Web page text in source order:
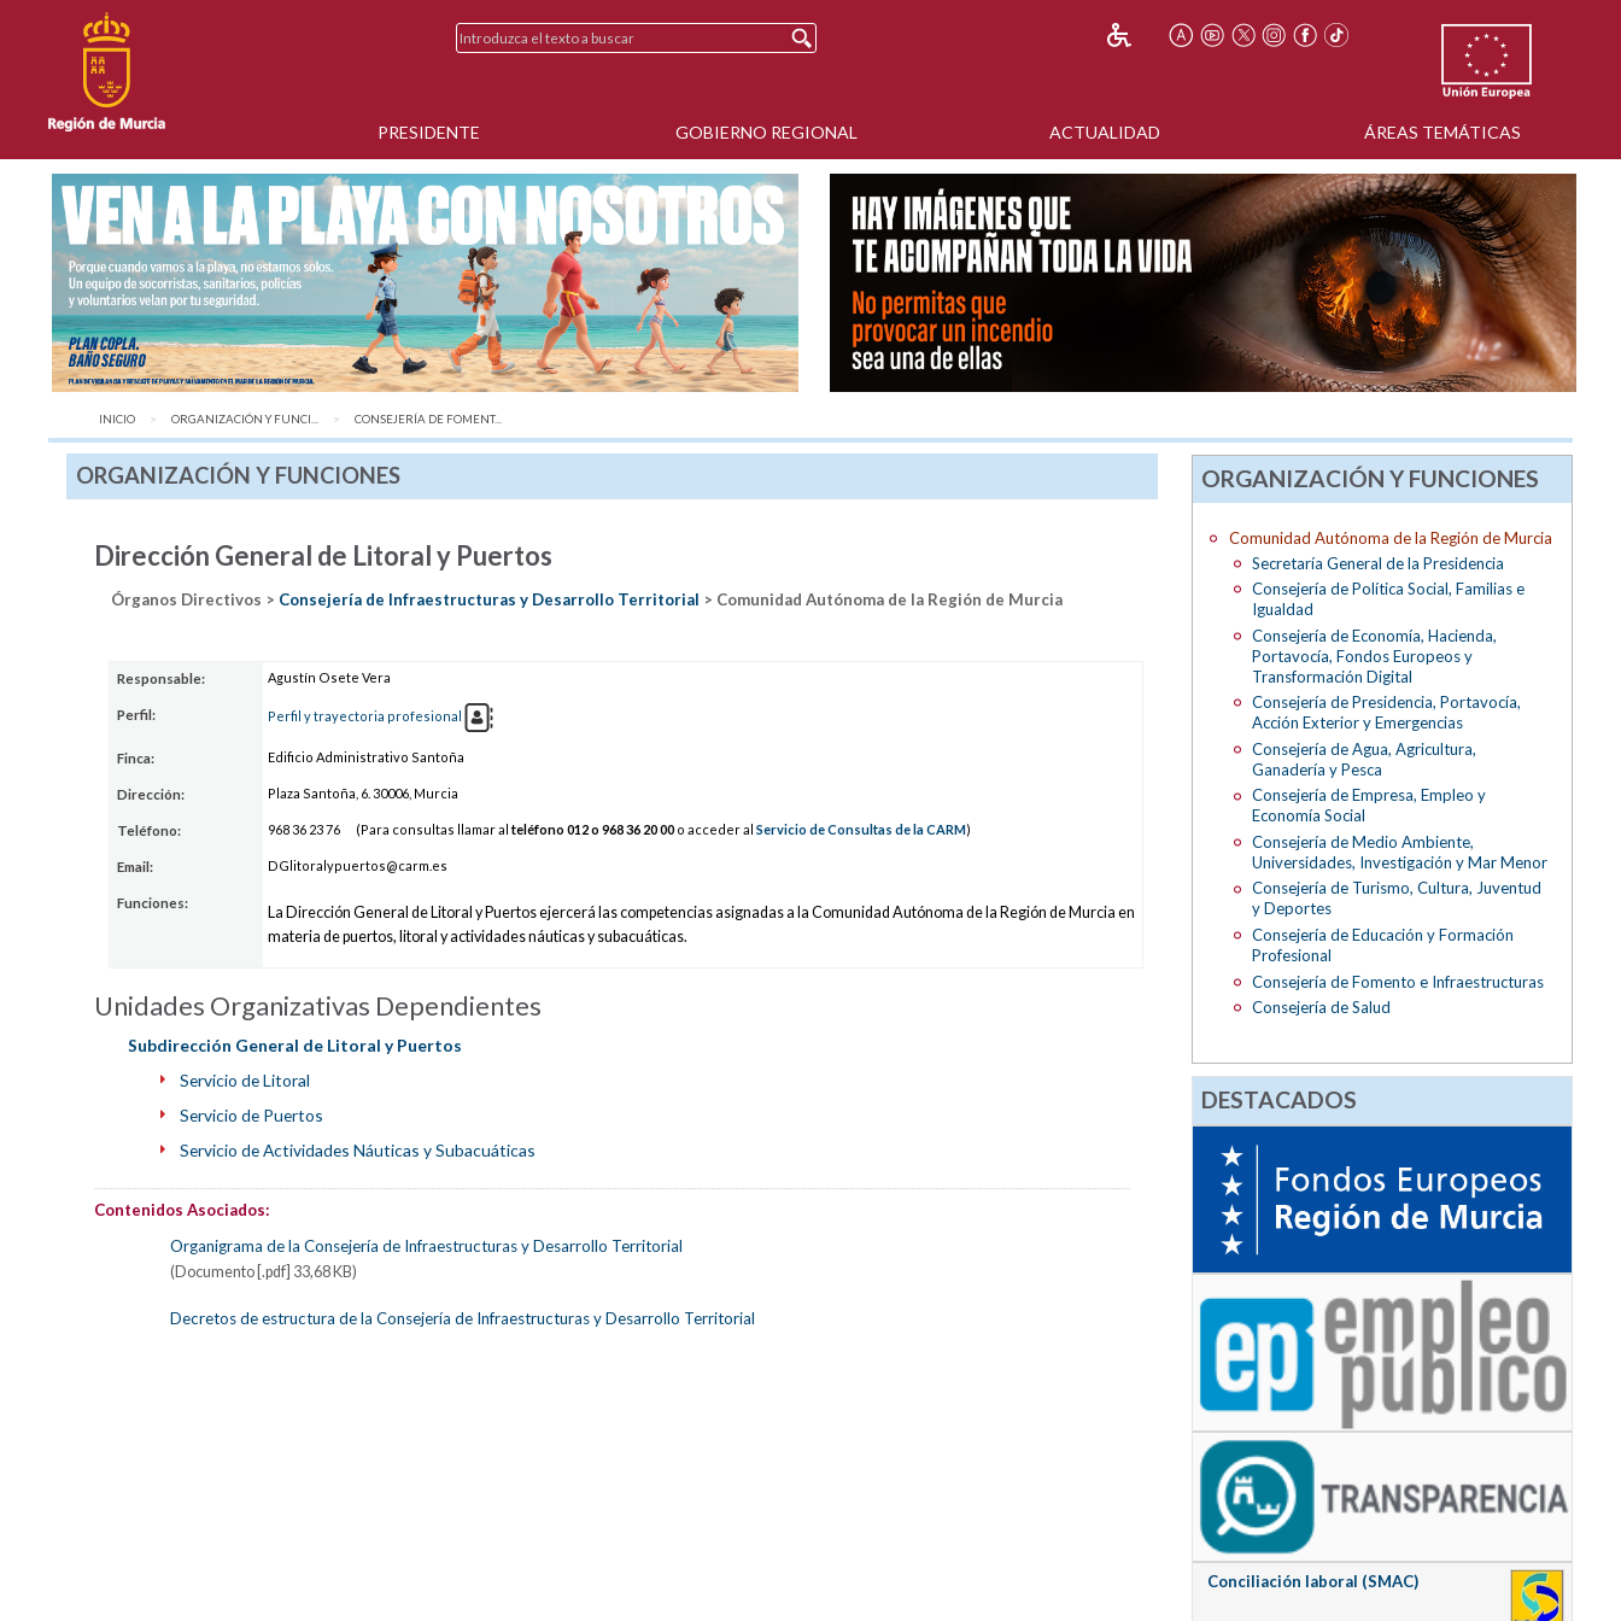
PRESIDENTE GOBIERNO REGIONAL ACTUALIDAD ÁREAS TEMÁTICAS
INICIO ORGANIZACIÓN Y FUNCI... AQUÍ:
CONSEJERÍA DE FOMENT...
ORGANIZACIÓN Y FUNCIONES
Dirección General de Litoral y Puertos
Órganos Directivos > Consejería de Infraestructuras y Desarrollo Territorial > Comunidad Autónoma de la Región de Murcia
Responsable: Agustín Osete Vera
Perfil: Perfil y trayectoria profesional
Finca: Edificio Administrativo Santoña
Dirección: Plaza Santoña, 6. 30006, Murcia
Teléfono: 968 36 23 76 (Para consultas llamar alteléfono 012 o 968 36 20 00 o acceder alServicio de Consultas de la CARM)
Email: DGlitoralypuertos@carm. es
Funciones:
La Dirección General de Litoral y Puertos ejercerá las competencias asignadas a la Comunidad Autónoma de la Región de Murcia en
materia de puertos, litoral y actividades náuticas y subacuáticas.
Unidades Organizativas Dependientes
Subdirección General de Litoral y Puertos
Servicio de Litoral
Servicio de Puertos
Servicio de Actividades Náuticas y Subacuáticas
Contenidos Asociados:
Organigrama de la Consejería de Infraestructuras y Desarrollo Territorial
(Documento [.pdf] 33,68 KB)
Decretos de estructura de la Consejería de Infraestructuras y Desarrollo Territorial
ORGANIZACIÓN Y FUNCIONES
Comunidad Autónoma de la Región de Murcia
Secretaría General de la Presidencia
Consejería de Política Social, Familias e
Igualdad
Consejería de Economía, Hacienda,
Portavocía, Fondos Europeos y
Transformación Digital
Consejería de Presidencia, Portavocía,
Acción Exterior y Emergencias
Consejería de Agua, Agricultura,
Ganadería y Pesca
Consejería de Empresa, Empleo y
Economía Social
Consejería de Medio Ambiente,
Universidades, Investigación y Mar Menor
Consejería de Turismo, Cultura, Juventud
y Deportes
Consejería de Educación y Formación
Profesional
Consejería de Fomento e Infraestructuras
Consejería de Salud
DESTACADOS
Conciliación laboral (SMAC)